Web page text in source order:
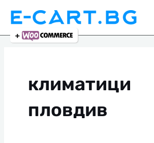
content
климатици
пловдив